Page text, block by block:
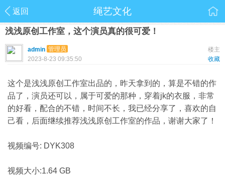
返回 绳艺文化
浅浅原创工作室，这个演员真的很可爱！
楼主
admin 管理员
收藏
2023-8-23 09:35:50
这个是浅浅原创工作室出品的，昨天拿到的，算是不错的作
品了，演员还可以，属于可爱的那种，穿着jk的衣服，非常
的好看，配合的不错，时间不长，我已经分享了，喜欢的自
己看，后面继续推荐浅浅原创工作室的作品，谢谢大家了！
视频编号: DYK308
视频大小:1.64 GB